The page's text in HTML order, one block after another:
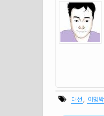
대선 이명박